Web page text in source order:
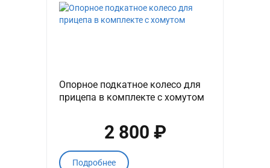
Опорное подкатное колесо для
прицепа в комплекте с хомутом
2 800 ₽
Подробнее